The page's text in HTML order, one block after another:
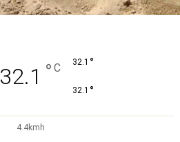
32.1 ° C 32.1 °
32.1 °
4.4kmh